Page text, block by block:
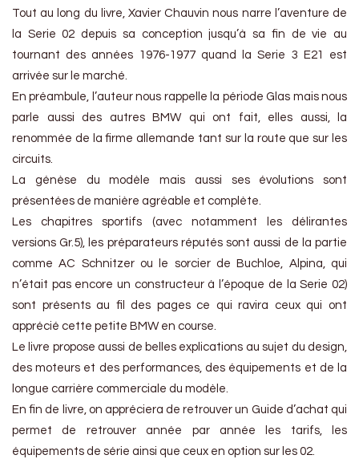
Tout au long du livre, Xavier Chauvin nous narre l’aventure de
la Serie 02 depuis sa conception jusqu’à sa fin de vie au
tournant des années 1976-1977 quand la Serie 3 E21 est
arrivée sur le marché.
En préambule, l’auteur nous rappelle la période Glas mais nous
parle aussi des autres BMW qui ont fait, elles aussi, la
renommée de la firme allemande tant sur la route que sur les
circuits.
La génèse du modèle mais aussi ses évolutions sont
présentées de manière agréable et complète.
Les chapitres sportifs (avec notamment les délirantes
versions Gr.5), les préparateurs réputés sont aussi de la partie
comme AC Schnitzer ou le sorcier de Buchloe, Alpina, qui
n’était pas encore un constructeur à l’époque de la Serie 02)
sont présents au fil des pages ce qui ravira ceux qui ont
apprécié cette petite BMW en course.
Le livre propose aussi de belles explications au sujet du design,
des moteurs et des performances, des équipements et de la
longue carrière commerciale du modèle.
En fin de livre, on appréciera de retrouver un Guide d’achat qui
permet de retrouver année par année les tarifs, les
équipements de série ainsi que ceux en option sur les 02.